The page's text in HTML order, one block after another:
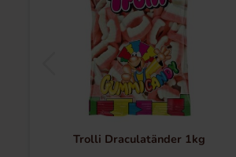
Trolli Draculatänder 1kg